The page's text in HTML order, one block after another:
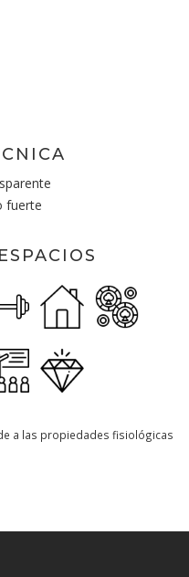
fuerte
a las propiedades fisiológicas